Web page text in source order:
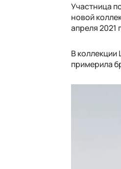
Участница
новой
апреля 2021
В коллекции
примерила